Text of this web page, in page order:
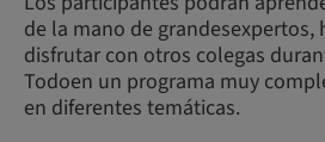
de la mano de grandesexpertos,
disfrutar con otros colegas
Todoen un programa muy
en diferentes temáticas.